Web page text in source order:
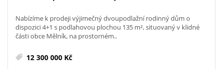
Nabízíme k prodeji výjimečný dvoupodlažní rodinný dům o
dispozici 4+1 s podlahovou plochou 135 m², situovaný v klidné
části obce Mělník, na prostorném..
12 300 000 Kč